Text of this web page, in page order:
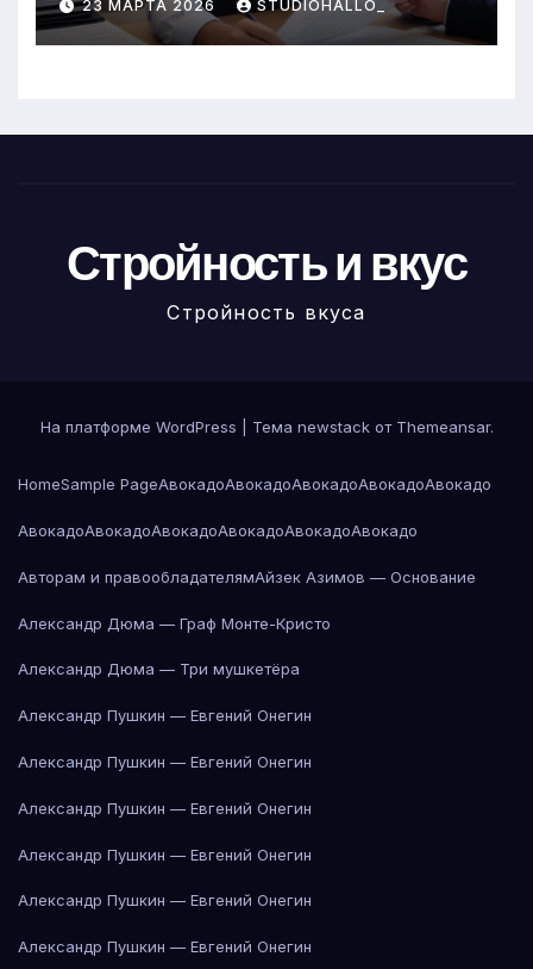
23 МАРТА 2026 STUDIOHALLO_
Стройность и вкус
Стройность вкуса
На платформе WordPress Тема newstack от Themeansar.
HomeSample PageАвокадоАвокадоАвокадоАвокадоАвокадо
АвокадоАвокадоАвокадоАвокадоАвокадоАвокадо
Авторам и правообладателямАйзек Азимов — Основание
Александр Дюма — Граф Монте-Кристо
Александр Дюма — Три мушкетёра
Александр Пушкин — Евгений Онегин
Александр Пушкин — Евгений Онегин
Александр Пушкин — Евгений Онегин
Александр Пушкин — Евгений Онегин
Александр Пушкин — Евгений Онегин
Александр Пушкин — Евгений Онегин